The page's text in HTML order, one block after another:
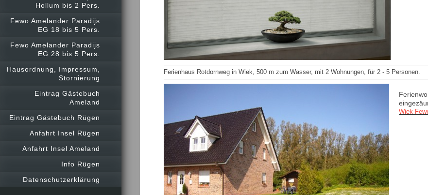
Hollum bis 2 Pers.
Fewo Amelander Paradijs
EG 18 bis 5 Pers.
Fewo Amelander Paradijs
EG 28 bis 5 Pers.
Hausordnung, Impressum,
Stornierung
Eintrag Gästebuch
Ameland
Eintrag Gästebuch Rügen
Anfahrt Insel Rügen
Anfahrt Insel Ameland
Info Rügen
Datenschutzerklärung
Ferienhaus Rotdornweg in Wiek, 500 m zum Wasser, mit 2 Wohnungen, für 2 - 5 Personen.
Wiek